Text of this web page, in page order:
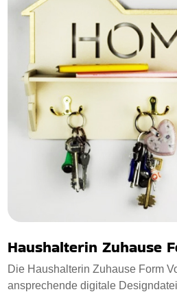
Haushalterin Zuhause
Die Haushalterin Zuhause Form
ansprechende digitale